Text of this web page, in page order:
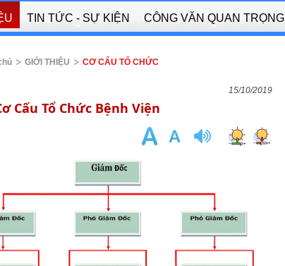
TIN TỨC - SỰ KIỆN CÔNG VĂN QUAN TRỌNG
GIỚI THIỆU CƠ CẤU TỔ CHỨC
15/10/2019
Cấu Tổ Chức Bệnh Viện